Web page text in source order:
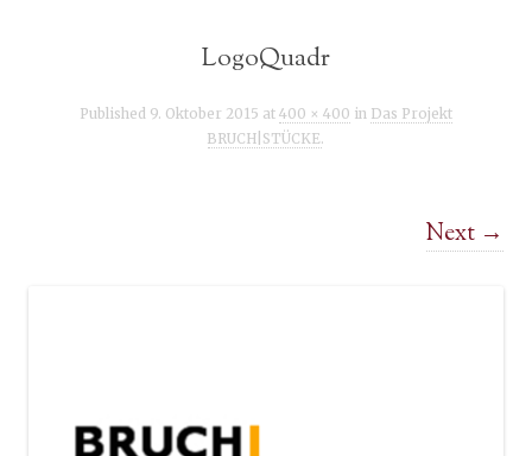
LogoQuadr
Published 9. Oktober 2015 at 400 × 400 in Das Projekt
BRUCH|STÜCKE.
Next →